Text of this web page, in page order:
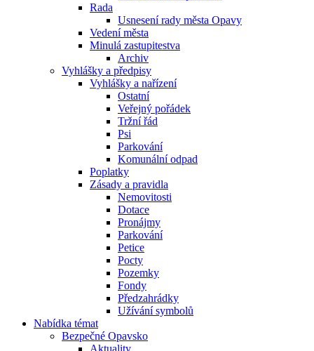
Rada
Usnesení rady města Opavy
Vedení města
Minulá zastupitestva
Archiv
Vyhlášky a předpisy
Vyhlášky a nařízení
Ostatní
Veřejný pořádek
Tržní řád
Psi
Parkování
Komunální odpad
Poplatky
Zásady a pravidla
Nemovitosti
Dotace
Pronájmy
Parkování
Petice
Pocty
Pozemky
Fondy
Předzahrádky
Užívání symbolů
Nabídka témat
Bezpečné Opavsko